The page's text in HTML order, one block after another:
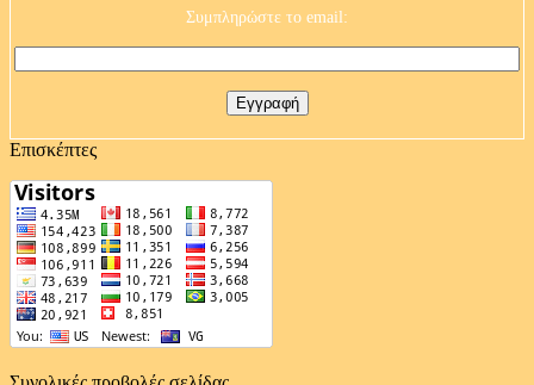
Συμπληρώστε το email:
Επισκέπτες